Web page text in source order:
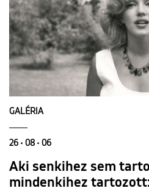
GALÉRIA
26 • 08 • 06
Aki senkihez sem
mindenkihez